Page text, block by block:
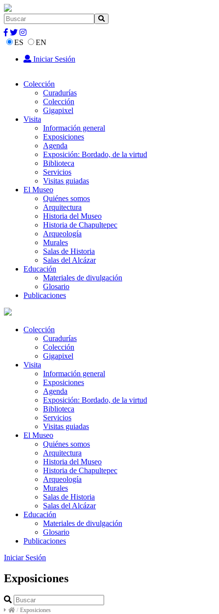
ES
EN
Iniciar Sesión
Colección
Curadurías
Colección
Gigapixel
Visita
Información general
Exposiciones
Agenda
Exposición: Bordado, de la virtud
Biblioteca
Servicios
Visitas guiadas
El Museo
Quiénes somos
Arquitectura
Historia del Museo
Historia de Chapultepec
Arqueología
Murales
Salas de Historia
Salas del Alcázar
Educación
Materiales de divulgación
Glosario
Publicaciones
Colección
Curadurías
Colección
Gigapixel
Visita
Información general
Exposiciones
Agenda
Exposición: Bordado, de la virtud
Biblioteca
Servicios
Visitas guiadas
El Museo
Quiénes somos
Arquitectura
Historia del Museo
Historia de Chapultepec
Arqueología
Murales
Salas de Historia
Salas del Alcázar
Educación
Materiales de divulgación
Glosario
Publicaciones
Iniciar Sesión
Exposiciones
/ Exposiciones